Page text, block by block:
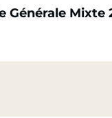
Générale Mixte